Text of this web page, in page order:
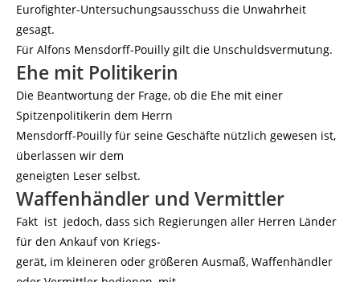
Eurofighter-Untersuchungsausschuss die Unwahrheit
gesagt.
Für Alfons Mensdorff-Pouilly gilt die Unschuldsvermutung.
Ehe mit Politikerin
Die Beantwortung der Frage, ob die Ehe mit einer
Spitzenpolitikerin dem Herrn
Mensdorff-Pouilly für seine Geschäfte nützlich gewesen ist,
überlassen wir dem
geneigten Leser selbst.
Waffenhändler und Vermittler
Fakt ist jedoch, dass sich Regierungen aller Herren Länder
für den Ankauf von Kriegs-
gerät, im kleineren oder größeren Ausmaß, Waffenhändler